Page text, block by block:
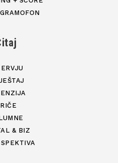
& BIZ